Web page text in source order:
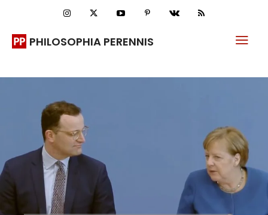
PHILOSOPHIA PERENNIS